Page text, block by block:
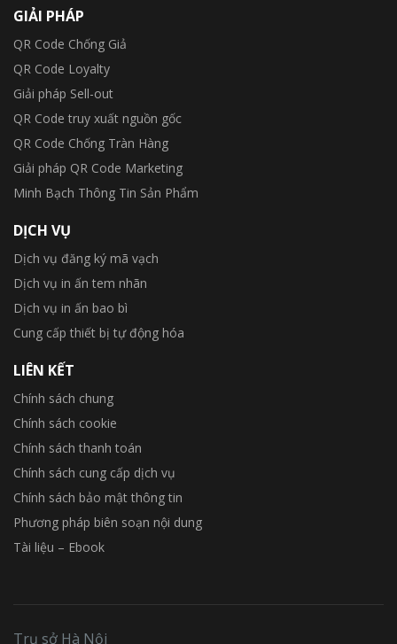
GIẢI PHÁP
QR Code Chống Giả
QR Code Loyalty
Giải pháp Sell-out
QR Code truy xuất nguồn gốc
QR Code Chống Tràn Hàng
Giải pháp QR Code Marketing
Minh Bạch Thông Tin Sản Phẩm
DỊCH VỤ
Dịch vụ đăng ký mã vạch
Dịch vụ in ấn tem nhãn
Dịch vụ in ấn bao bì
Cung cấp thiết bị tự động hóa
LIÊN KẾT
Chính sách chung
Chính sách cookie
Chính sách thanh toán
Chính sách cung cấp dịch vụ
Chính sách bảo mật thông tin
Phương pháp biên soạn nội dung
Tài liệu – Ebook
Trụ sở Hà Nội